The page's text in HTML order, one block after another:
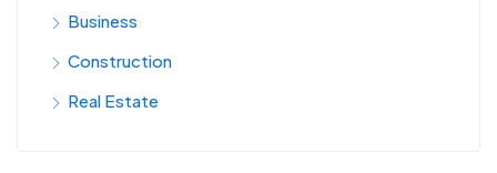
Business
Construction
Real Estate